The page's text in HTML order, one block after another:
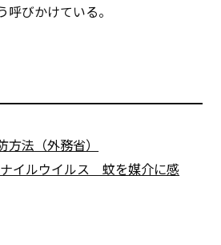
びかけている。
法（外務省）
イルウイルス 蚊を媒介に感